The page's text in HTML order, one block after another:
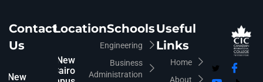
Useful
Links
Home
About
Schools
Engineering
Business
Administration
Location
New
Cairo
Contact
Us
New